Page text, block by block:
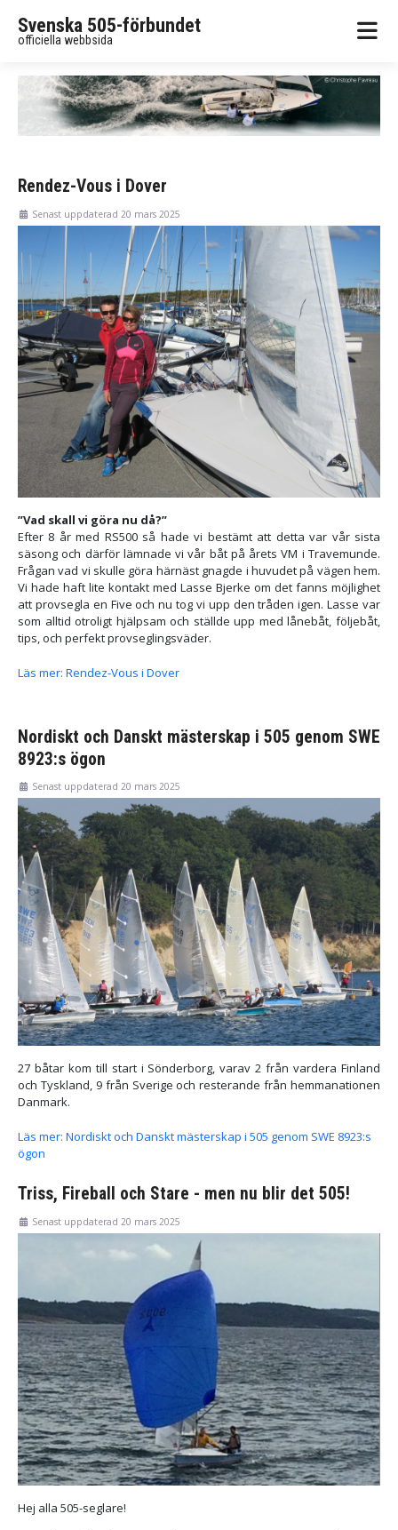
Svenska 505-förbundet
officiella webbsida
Rendez-Vous i Dover
Senast uppdaterad 20 mars 2025
”Vad skall vi göra nu då?”
Efter 8 år med RS500 så hade vi bestämt att detta var vår sista
säsong och därför lämnade vi vår båt på årets VM i Travemunde.
Frågan vad vi skulle göra härnäst gnagde i huvudet på vägen hem.
Vi hade haft lite kontakt med Lasse Bjerke om det fanns möjlighet
att provsegla en Five och nu tog vi upp den tråden igen. Lasse var
som alltid otroligt hjälpsam och ställde upp med lånebåt, följebåt,
tips, och perfekt provseglingsväder.
Läs mer: Rendez-Vous i Dover
Nordiskt och Danskt mästerskap i 505 genom SWE
8923:s ögon
Senast uppdaterad 20 mars 2025
27 båtar kom till start i Sönderborg, varav 2 från vardera Finland
och Tyskland, 9 från Sverige och resterande från hemmanationen
Danmark.
Läs mer: Nordiskt och Danskt mästerskap i 505 genom SWE 8923:s
ögon
Triss, Fireball och Stare - men nu blir det 505!
Senast uppdaterad 20 mars 2025
Hej alla 505-seglare!